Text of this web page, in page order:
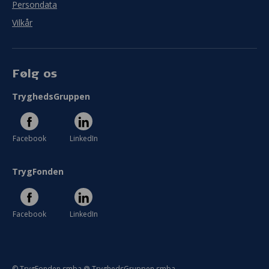
Persondata
Vilkår
Følg os
TryghedsGruppen
Facebook LinkedIn
TrygFonden
Facebook LinkedIn